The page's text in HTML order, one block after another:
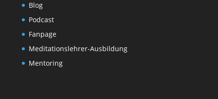
Blog
Podcast
Fanpage
Meditationslehrer-Ausbildung
Mentoring